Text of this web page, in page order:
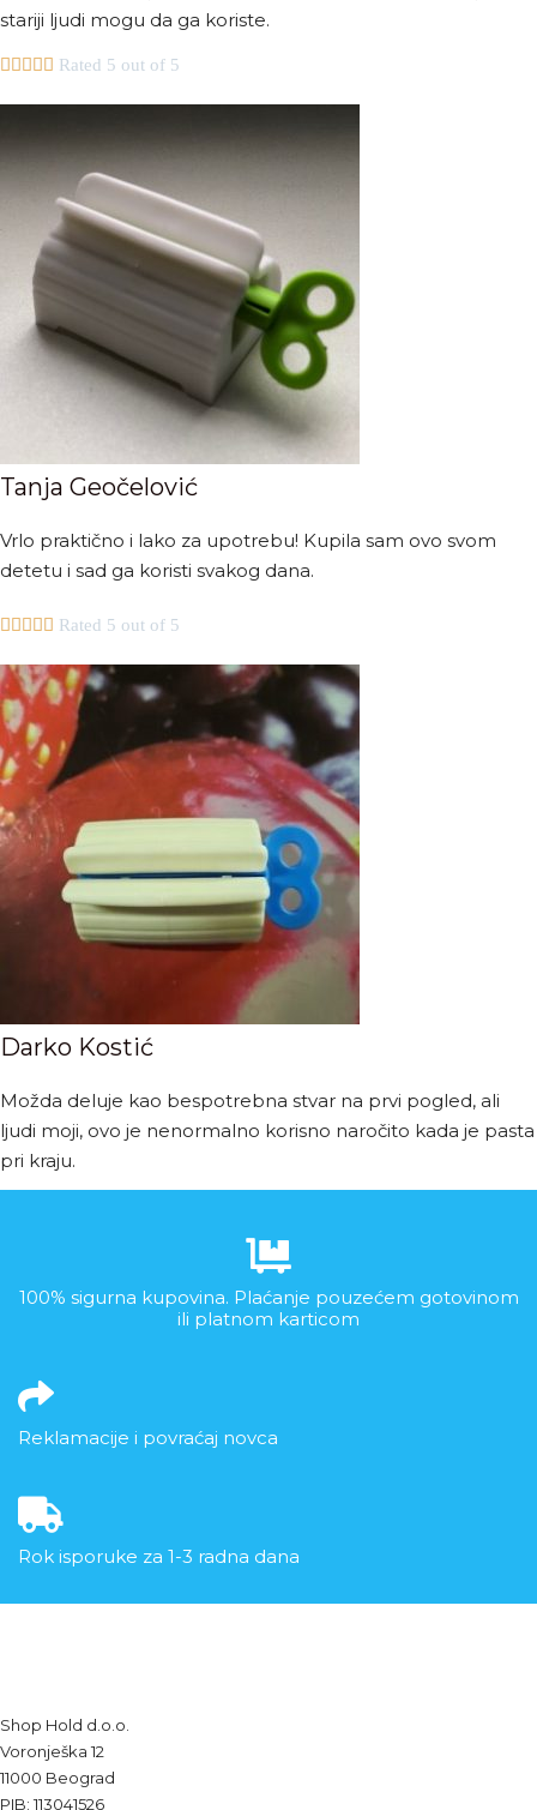
stariji ljudi mogu da ga koriste.
     Rated 5 out of 5
Tanja Geočelović
Vrlo praktično i lako za upotrebu! Kupila sam ovo svom
detetu i sad ga koristi svakog dana.
     Rated 5 out of 5
Darko Kostić
Možda deluje kao bespotrebna stvar na prvi pogled, ali
ljudi moji, ovo je nenormalno korisno naročito kada je pasta
pri kraju.
100% sigurna kupovina. Plaćanje pouzećem gotovinom
ili platnom karticom
Reklamacije i povraćaj novca
Rok isporuke za 1-3 radna dana
Shop Hold d.o.o.
Voronješka 12
11000 Beograd
PIB: 113041526